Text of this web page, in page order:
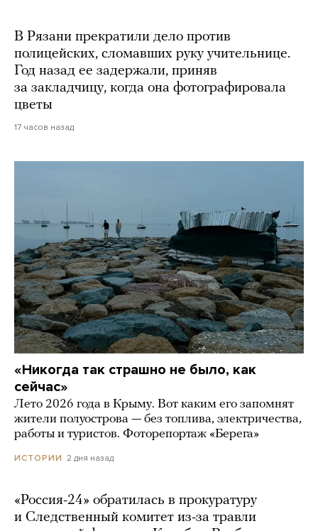
В Рязани прекратили дело против
полицейских, сломавших руку учительнице.
Год назад ее задержали, приняв
за закладчицу, когда она фотографировала
цветы
17 часов назад
«Никогда так страшно не было, как
сейчас»
Лето 2026 года в Крыму. Вот каким его запомнят
жители полуострова — без топлива, электричества,
работы и туристов. Фоторепортаж «Берега»
ИСТОРИИ 2 дня назад
«Россия-24» обратилась в прокуратуру
и Следственный комитет из-за травли